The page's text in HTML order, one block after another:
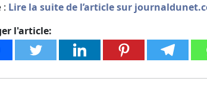
: Lire la suite de l’article sur
l'article: